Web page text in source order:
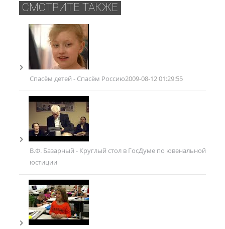
СМОТРИТЕ ТАКЖЕ
Спасём детей - Спасём Россию2009-08-12 01:29:55
В.Ф. Базарный - Круглый стол в ГосДуме по ювенальной
юстиции